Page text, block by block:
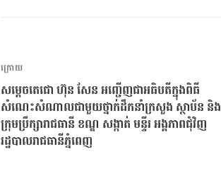
ការ​
នាំទិស​
ប្រកាស
អត្ថបទ
មុន
ក្រោយ
សម្តេចតេជោ ហ៊ុន សែន អញ្ជើញជាអធិបតីក្នុងពិធី
សំណេះសំណាលជាមួយថ្នាក់ដឹកនាំក្រសួង ស្ថាប័ន និង
ក្រុមប្រឹក្សារាជធានី ខណ្ឌ សង្កាត់ មន្ទីរ អង្គភាពជុំវិញ
រដ្ឋបាលរាជធានីភ្នំពេញ